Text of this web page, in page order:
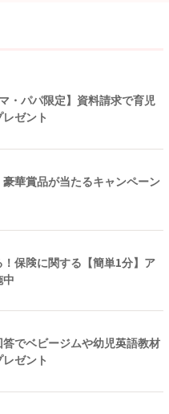
・パパ限定】資料請求で育児
ゼント
豪華賞品が当たるキャンペーン
保険に関する【簡単1分】ア
中
でベビージムや幼児英語教材
ゼント